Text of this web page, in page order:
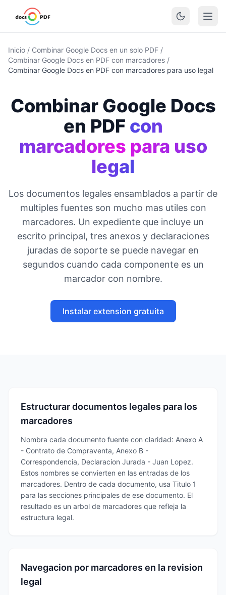
Inicio / Combinar Google Docs en un solo PDF /
Combinar Google Docs en PDF con marcadores /
Combinar Google Docs en PDF con marcadores para uso legal
Combinar Google Docs
en PDF con
marcadores para uso
legal
Los documentos legales ensamblados a partir de
multiples fuentes son mucho mas utiles con
marcadores. Un expediente que incluye un
escrito principal, tres anexos y declaraciones
juradas de soporte se puede navegar en
segundos cuando cada componente es un
marcador con nombre.
Instalar extension gratuita
Estructurar documentos legales para los
marcadores
Nombra cada documento fuente con claridad: Anexo A
- Contrato de Compraventa, Anexo B -
Correspondencia, Declaracion Jurada - Juan Lopez.
Estos nombres se convierten en las entradas de los
marcadores. Dentro de cada documento, usa Titulo 1
para las secciones principales de ese documento. El
resultado es un arbol de marcadores que refleja la
estructura legal.
Navegacion por marcadores en la revision
legal